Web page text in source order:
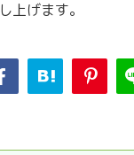
上げます。